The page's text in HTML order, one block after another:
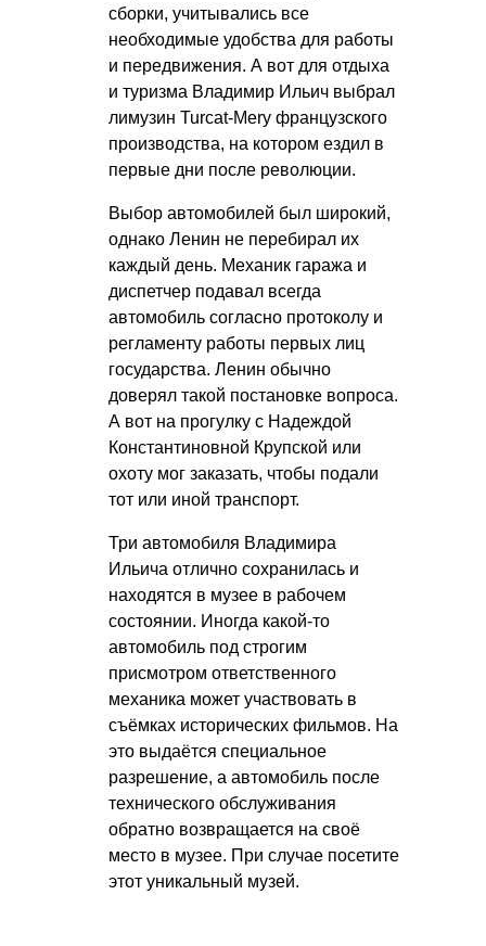
сборки, учитывались все
необходимые удобства для работы
и передвижения. А вот для отдыха
и туризма Владимир Ильич выбрал
лимузин Turcat-Mery французского
производства, на котором ездил в
первые дни после революции.
Выбор автомобилей был широкий,
однако Ленин не перебирал их
каждый день. Механик гаража и
диспетчер подавал всегда
автомобиль согласно протоколу и
регламенту работы первых лиц
государства. Ленин обычно
доверял такой постановке вопроса.
А вот на прогулку с Надеждой
Константиновной Крупской или
охоту мог заказать, чтобы подали
тот или иной транспорт.
Три автомобиля Владимира
Ильича отлично сохранилась и
находятся в музее в рабочем
состоянии. Иногда какой-то
автомобиль под строгим
присмотром ответственного
механика может участвовать в
съёмках исторических фильмов. На
это выдаётся специальное
разрешение, а автомобиль после
технического обслуживания
обратно возвращается на своё
место в музее. При случае посетите
этот уникальный музей.